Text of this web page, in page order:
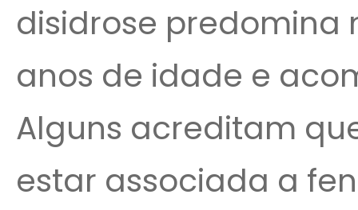
disidrose predomina
anos de idade e
Alguns acreditam
estar associada a